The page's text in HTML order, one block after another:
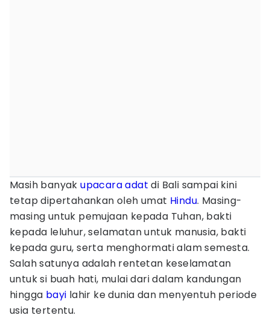
Masih banyakupacara adat di Bali sampai kini
tetap dipertahankan oleh umat Hindu. Masing-
masing untuk pemujaan kepada Tuhan, bakti
kepada leluhur, selamatan untuk manusia, bakti
kepada guru, serta menghormati alam semesta.
Salah satunya adalah rentetan keselamatan
untuk si buah hati, mulai dari dalam kandungan
hingga bayi lahir ke dunia dan menyentuh periode
usia tertentu.